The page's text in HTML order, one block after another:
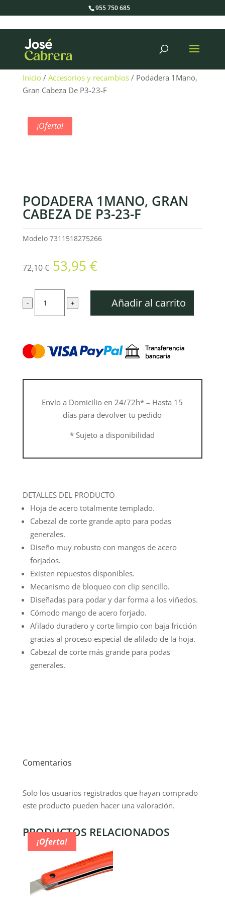
955 750 685
Inicio/ Accesorios y recambios/ Podadera 1Mano,
Gran Cabeza De P3-23-F
¡Oferta!
PODADERA 1MANO, GRAN
CABEZA DE P3-23-F
Modelo 7311518275266
72,10€ El
precio
original
era:
72,10 €.
53,95 €El
actual
es:
53,95 €.
-
Podadera
1Mano,
De
P3-
F
+ Añadir al carrito
Envío a Domicilio en 24/72h* – Hasta 15
días para devolver tu pedido
* Sujeto a disponibilidad
DETALLES DEL PRODUCTO
Hoja de acero totalmente templado.
Cabezal de corte grande apto para podas
generales.
Diseño muy robusto con mangos de acero
forjados.
Existen repuestos disponibles.
Mecanismo de bloqueo con clip sencillo.
Diseñadas para podar y dar forma a los viñedos.
Cómodo mango de acero forjado.
Afilado duradero y corte limpio con baja fricción
gracias al proceso especial de afilado de la hoja.
Cabezal de corte más grande para podas
generales.
Comentarios
Solo los usuarios registrados que hayan comprado
este producto pueden hacer una valoración.
PRODUCTOS RELACIONADOS
¡Oferta!
¡Oferta!
¡Oferta!
¡Oferta!